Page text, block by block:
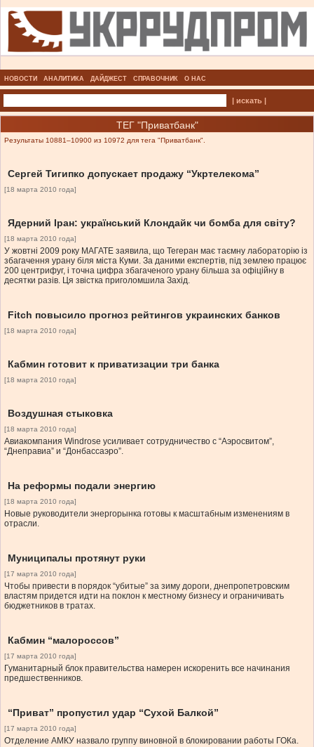
НОВОСТИ АНАЛИТИКА ДАЙДЖЕСТ СПРАВОЧНИК О НАС
| искать |
ТЕГ "Приватбанк"
Результаты 10881–10900 из 10972 для тега "Приватбанк".
Сергей Тигипко допускает продажу “Укртелекома”
[18 марта 2010 года]
Ядерний Іран: український Клондайк чи бомба для світу?
[18 марта 2010 года]
У жовтні 2009 року МАГАТЕ заявила, що Тегеран має таємну лабораторію із
збагачення урану біля міста Куми. За даними експертів, під землею працює
200 центрифуг, і точна цифра збагаченого урану більша за офіційну в
десятки разів. Ця звістка приголомшила Захід.
Fitch повысило прогноз рейтингов украинских банков
[18 марта 2010 года]
Кабмин готовит к приватизации три банка
[18 марта 2010 года]
Воздушная стыковка
[18 марта 2010 года]
Авиакомпания Windrose усиливает сотрудничество с “Аэросвитом”,
“Днеправиа” и “Донбассаэро”.
На реформы подали энергию
[18 марта 2010 года]
Новые руководители энергорынка готовы к масштабным изменениям в
отрасли.
Муниципалы протянут руки
[17 марта 2010 года]
Чтобы привести в порядок “убитые” за зиму дороги, днепропетровским
властям придется идти на поклон к местному бизнесу и ограничивать
бюджетников в тратах.
Кабмин “малороссов”
[17 марта 2010 года]
Гуманитарный блок правительства намерен искоренить все начинания
предшественников.
“Приват” пропустил удар “Сухой Балкой”
[17 марта 2010 года]
Отделение АМКУ назвало группу виновной в блокировании работы ГОКа.